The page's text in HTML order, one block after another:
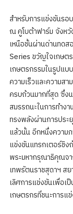
สำหรับการแข่งขันรอ
ณ คูโบต้าฟาร์ม จังหวั
เหนือชั้นผ่านด่านทดส
Series ขวัญใจเกษต
เกษตรกรรมในรูปแบ
ความเร็วและความส
ครบถ้วนมากที่สุด ซึ่ง
สมรรถนะในการทำง
ทรงพลังผ่านการประ
แล้วนั้น อีกหนึ่งความ
แข่งขันแทรกเตอร์ชิง
พระมหากรุณาธิคุณจา
เทพรัตนราชสุดาฯ ส
เลิศการแข่งขันเพื่อเ
เกษตรกรที่ชนะการแ